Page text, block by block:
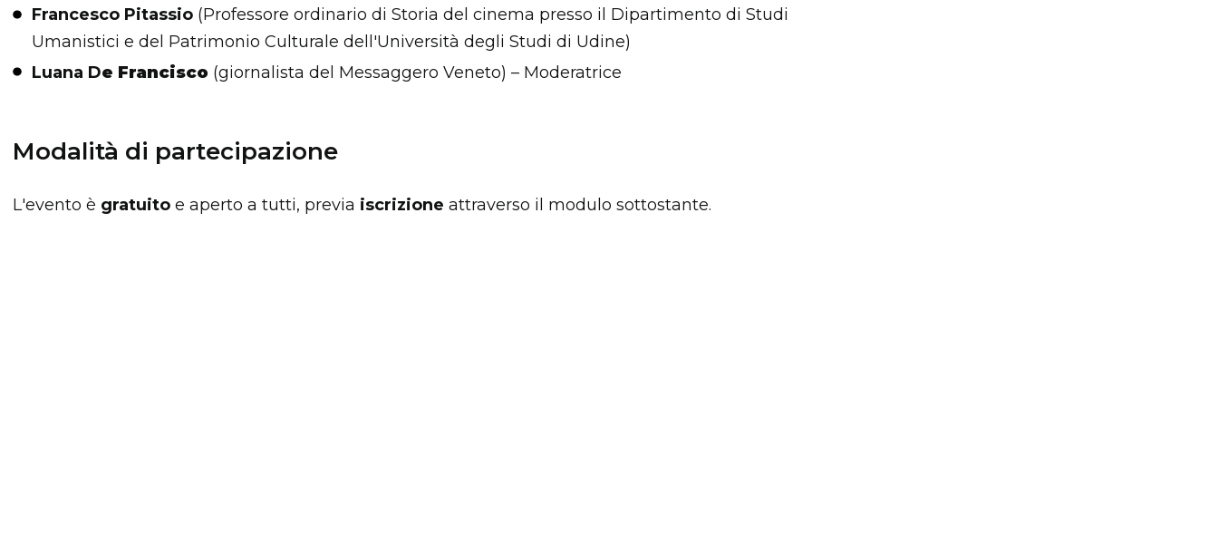
Francesco Pitassio (Professore ordinario di Storia del cinema presso il Dipartimento di Studi
Umanistici e del Patrimonio Culturale dell'Università degli Studi di Udine)
Luana De Francisco (giornalista del Messaggero Veneto) – Moderatrice
Modalità di partecipazione
L'evento è gratuitoe aperto a tutti, previa iscrizione attraverso il modulo sottostante.